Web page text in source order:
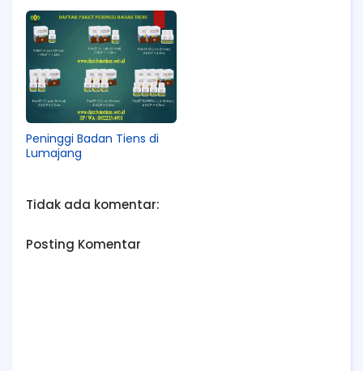
Peninggi Badan Tiens di
Lumajang
Tidak ada komentar:
Posting Komentar